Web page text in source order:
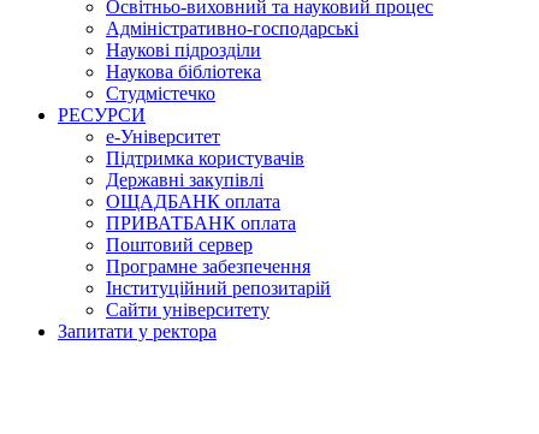
Освітньо-виховний та науковий процес
Адміністративно-господарські
Наукові підрозділи
Наукова бібліотека
Студмістечко
РЕСУРСИ
е-Університет
Підтримка користувачів
Державні закупівлі
ОЩАДБАНК оплата
ПРИВАТБАНК оплата
Поштовий сервер
Програмне забезпечення
Інституційний репозитарій
Сайти університету
Запитати у ректора